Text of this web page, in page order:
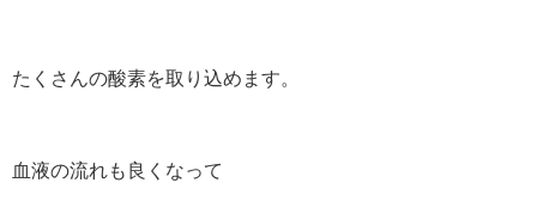
たくさんの酸素を取り込めます。
血液の流れも良くなって